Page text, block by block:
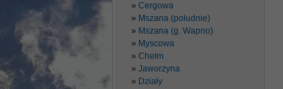
Cergowa
Mszana (południe)
Mszana (g. Wapno)
Myscowa
Chełm
Jaworzyna
Działy